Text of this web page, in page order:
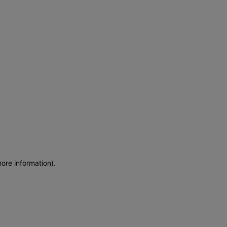
information).